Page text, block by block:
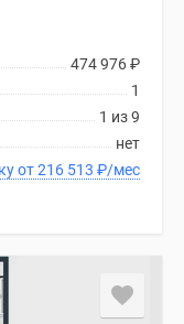
474 976₽
1
1 из 9
нет
В ипотеку от 216 513 ₽/мес